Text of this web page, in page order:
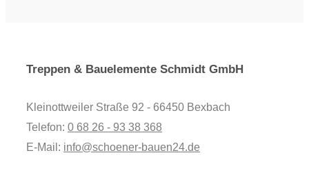
Treppen & Bauelemente Schmidt GmbH
Kleinottweiler Straße 92 - 66450 Bexbach
Telefon: 0 68 26 - 93 38 368
E-Mail: info@schoener-bauen24.de